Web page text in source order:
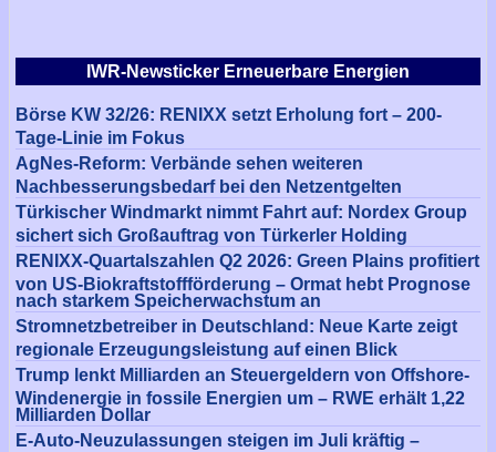
IWR-Newsticker Erneuerbare Energien
Börse KW 32/26: RENIXX setzt Erholung fort – 200-
Tage-Linie im Fokus
AgNes-Reform: Verbände sehen weiteren
Nachbesserungsbedarf bei den Netzentgelten
Türkischer Windmarkt nimmt Fahrt auf: Nordex Group
sichert sich Großauftrag von Türkerler Holding
RENIXX-Quartalszahlen Q2 2026: Green Plains profitiert
von US-Biokraftstoffförderung – Ormat hebt Prognose
nach starkem Speicherwachstum an
Stromnetzbetreiber in Deutschland: Neue Karte zeigt
regionale Erzeugungsleistung auf einen Blick
Trump lenkt Milliarden an Steuergeldern von Offshore-
Windenergie in fossile Energien um – RWE erhält 1,22
Milliarden Dollar
E-Auto-Neuzulassungen steigen im Juli kräftig –